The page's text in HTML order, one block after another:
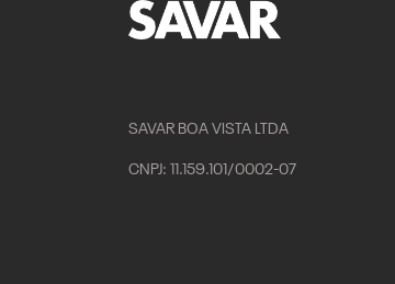
SAVAR BOA VISTA LTDA
CNPJ: 11.159.101/0002-07